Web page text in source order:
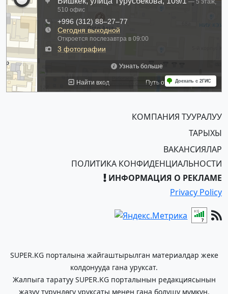
КОМПАНИЯ ТУУРАЛУУ
ТАРЫХЫ
ВАКАНСИЯЛАР
ПОЛИТИКА КОНФИДЕНЦИАЛЬНОСТИ
ИНФОРМАЦИЯ О РЕКЛАМЕ
Privacy Policy
SUPER.KG порталына жайгаштырылган материалдар жеке
колдонууда гана уруксат.
Жалпыга таратуу SUPER.KG порталынын редакциясынын
жазуу түрүндөгү уруксаты менен гана болушу мүмкүн.